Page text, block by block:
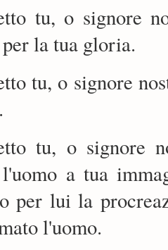
tu, o signore
la tua gloria.
tu, o signore
tu, o signore
a tua
per lui la
l'uomo.